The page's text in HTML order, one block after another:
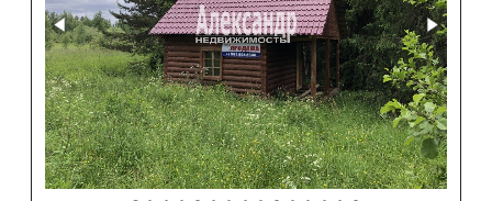
Срок кредита
15 лет
1 5 10 15 20 25
Процентная
ставка